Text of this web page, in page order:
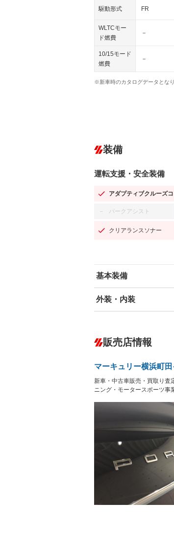
駆動形式 FR
WLTCモー
ド燃費
－
10/15モード
燃費
－
※新車時のカタログデータとな
装備
運転支援・安全装備
アダプティブクルーズ
－ パークアシスト
クリアランスソナー
基本装備
エアバッグ：運転席/助手
－ ダウンヒルアシストコン
Bluetooth接続
－ レンタカーアップ
外装・内装
オーディオ：CDまたは
プレイヤー接続可／ミュ
－
ヘッドライトウォッシャ
ー
LEDヘッドランプ
ETC
シートヒーター
フロントカメラ
販売店情報
マーキュリー横浜町
新車・中古車販売・買取り査
ニング・モータースポーツ事